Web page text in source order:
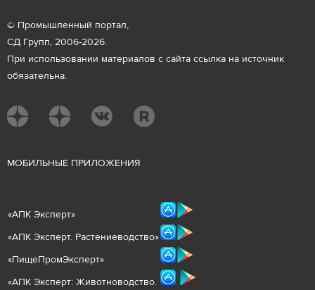
© Промышленный портал,
СД Групп, 2006-2026.
При использовании материалов с сайта ссылка на источник
обязательна.
МОБИЛЬНЫЕ ПРИЛОЖЕНИЯ
«АПК Эксперт»
«АПК Эксперт. Растениеводство»
«ПищеПромЭксперт»
«АПК Эксперт: Животноводство.